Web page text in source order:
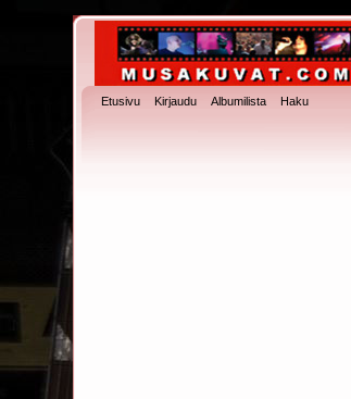
Etusivu Kirjaudu Albumilista Haku